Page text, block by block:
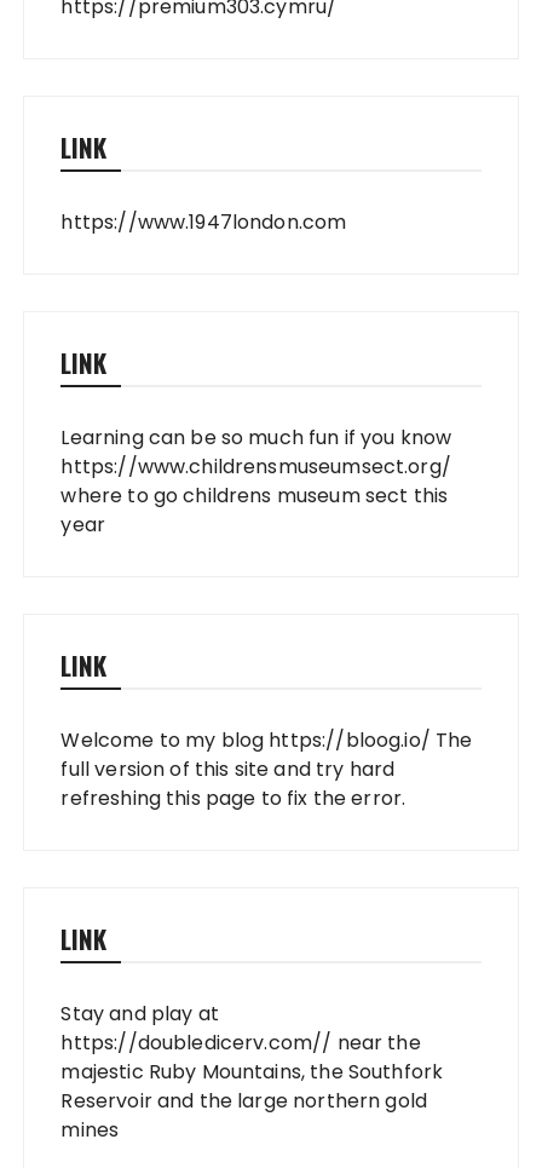
https://premium303.cymru/
LINK
https://www.1947london.com
LINK
Learning can be so much fun if you know
https://www.childrensmuseumsect.org/
where to go childrens museum sect this
year
LINK
Welcome to my blog https://bloog.io/ The
full version of this site and try hard
refreshing this page to fix the error.
LINK
Stay and play at
https://doubledicerv.com// near the
majestic Ruby Mountains, the Southfork
Reservoir and the large northern gold
mines